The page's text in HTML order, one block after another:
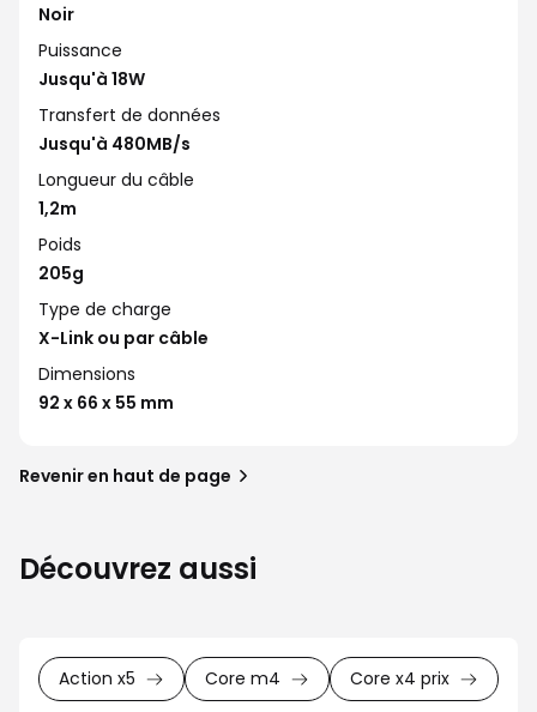
Noir
Puissance
Jusqu'à 18W
Transfert de données
Jusqu'à 480MB/s
Longueur du câble
1,2m
Poids
205g
Type de charge
X-Link ou par câble
Dimensions
92 x 66 x 55 mm
Revenir en haut de page
Découvrez aussi
Action x5 Core m4 Core x4 prix